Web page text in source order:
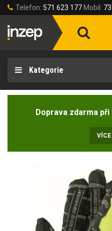
Telefon: 571 623 177 Mobil:
Kategorie
Doprava zdarma při